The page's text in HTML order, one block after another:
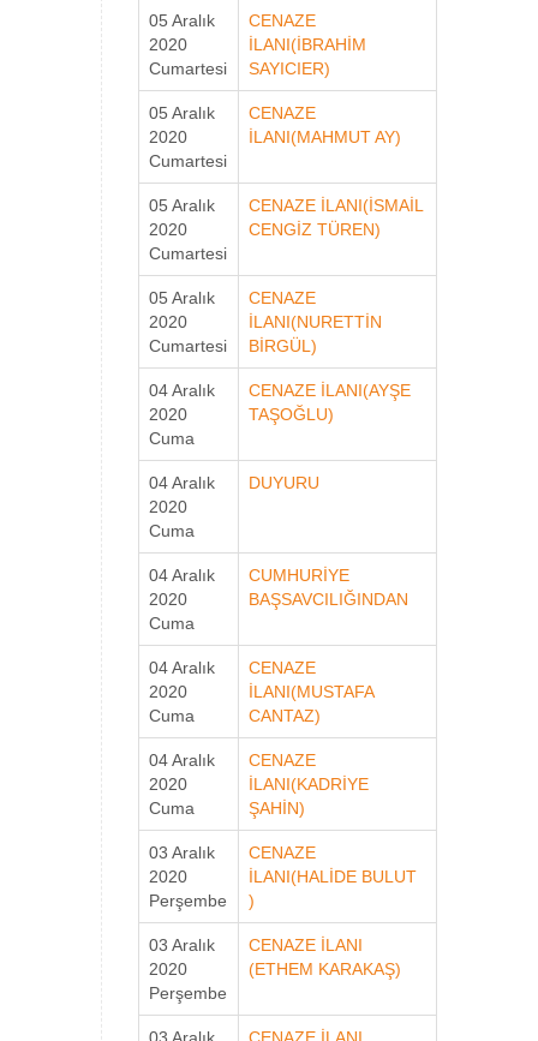
05 Aralık
2020
Cumartesi
CENAZE
İLANI(İBRAHİM
SAYICIER)
05 Aralık
2020
Cumartesi
CENAZE
İLANI(MAHMUT AY)
05 Aralık
2020
Cumartesi
CENAZE İLANI(İSMAİL
CENGİZ TÜREN)
05 Aralık
2020
Cumartesi
CENAZE
İLANI(NURETTİN
BİRGÜL)
04 Aralık
2020
Cuma
CENAZE İLANI(AYŞE
TAŞOĞLU)
04 Aralık
2020
Cuma
DUYURU
04 Aralık
2020
Cuma
CUMHURİYE
BAŞSAVCILIĞINDAN
04 Aralık
2020
Cuma
CENAZE
İLANI(MUSTAFA
CANTAZ)
04 Aralık
2020
Cuma
CENAZE
İLANI(KADRİYE
ŞAHİN)
03 Aralık
2020
Perşembe
CENAZE
İLANI(HALİDE BULUT
)
03 Aralık
2020
Perşembe
CENAZE İLANI
(ETHEM KARAKAŞ)